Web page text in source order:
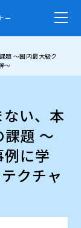
ー
題 ～国内最大級ク
～
い、本
題 ～
に学
クチャ